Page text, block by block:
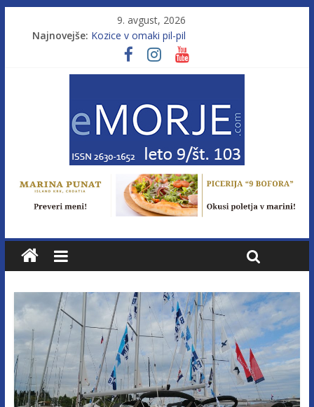
9. avgust, 2026
Najnovejše: Kozice v omaki pil-pil
Leto 9, št. 103; Licenca brez morja
Od morja do gorja 11